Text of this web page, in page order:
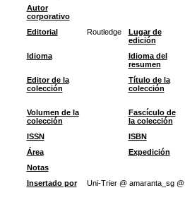
Autor
corporativo
Editorial
Routledge
Lugar de
edición
Idioma
Idioma del
resumen
Editor de la
colección
Título de la
colección
Volumen de la
colección
Fascículo de
la colección
ISSN
ISBN
Área
Expedición
Notas
Insertado por
Uni-Trier @ amaranta_sg @